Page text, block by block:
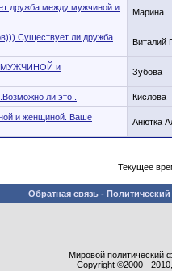
дружба между мужчиной и
Марина
Существует ли дружба
Виталий
МУЖЧИНОЙ и
Зубова
ли это . Кислова
и женщиной. Ваше
Анютка
Текущее
Обратная связь -
Мировой политический
Copyright ©2000 -